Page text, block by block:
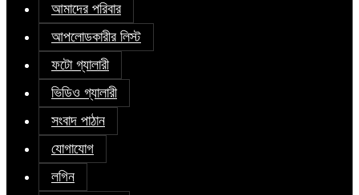
আমাদের পরিবার
আপলোডকারীর লিস্ট
ফটো গ্যালারী
ভিডিও গ্যালারী
সংবাদ পাঠান
যোগাযোগ
লগিন